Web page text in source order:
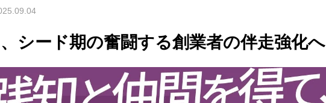
シード期の奮闘する創業者の伴走強化へ